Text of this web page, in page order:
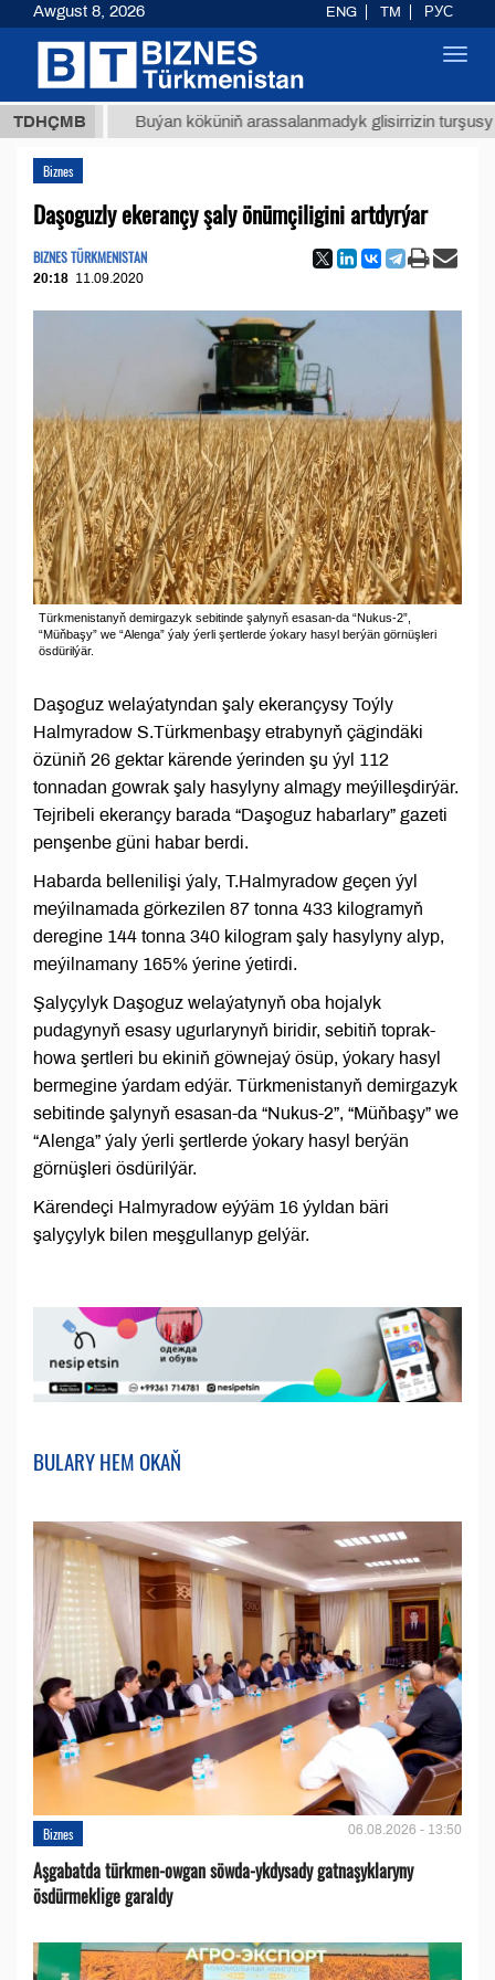
TDHÇMB Buýan köküniň arassalanmadyk glisirrizin turşusy (t.)
Biznes
Daşoguzly ekerançy şaly önümçiligini artdyrýar
BIZNES TÜRKMENISTAN
20:18 11.09.2020
Türkmenistanyň demirgazyk sebitinde şalynyň esasan-da “Nukus-2”,
“Müňbaşy” we “Alenga” ýaly ýerli şertlerde ýokary hasyl berýän görnüşleri
ösdürilýär.
Daşoguz welaýatyndan şaly ekerançysy Toýly
Halmyradow S.Türkmenbaşy etrabynyň çägindäki
özüniň 26 gektar kärende ýerinden şu ýyl 112
tonnadan gowrak şaly hasylyny almagy meýilleşdirýär.
Tejribeli ekerançy barada “Daşoguz habarlary” gazeti
penşenbe güni habar berdi.
Habarda bellenilişi ýaly, T.Halmyradow geçen ýyl
meýilnamada görkezilen 87 tonna 433 kilogramyň
deregine 144 tonna 340 kilogram şaly hasylyny alyp,
meýilnamany 165% ýerine ýetirdi.
Şalyçylyk Daşoguz welaýatynyň oba hojalyk
pudagynyň esasy ugurlarynyň biridir, sebitiň toprak-
howa şertleri bu ekiniň göwnejaý ösüp, ýokary hasyl
bermegine ýardam edýär. Türkmenistanyň demirgazyk
sebitinde şalynyň esasan-da “Nukus-2”, “Müňbaşy” we
“Alenga” ýaly ýerli şertlerde ýokary hasyl berýän
görnüşleri ösdürilýär.
Kärendeçi Halmyradow eýýäm 16 ýyldan bäri
şalyçylyk bilen meşgullanyp gelýär.
BULARY HEM OKAŇ
Biznes 06.08.2026 - 13:50
Aşgabatda türkmen-owgan söwda-ykdysady gatnaşyklaryny
ösdürmeklige garaldy
Awgust 8, 2026 ENG TM РУС